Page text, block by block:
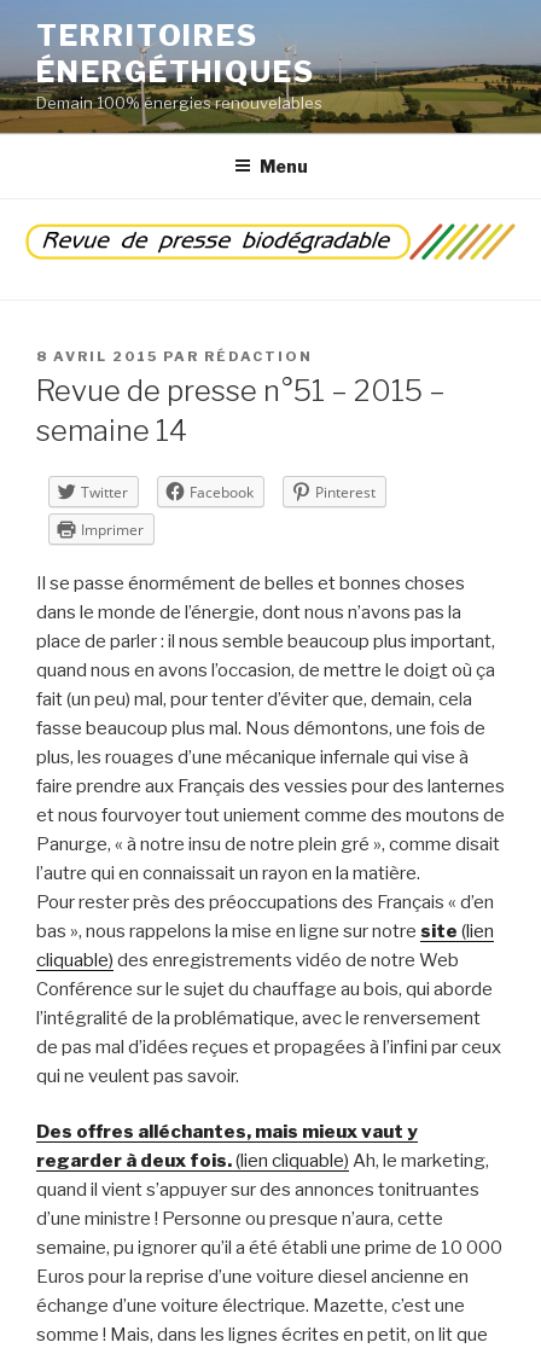
contenu
principal
TERRITOIRES
ÉNERGÉTHIQUES
Demain 100% énergies renouvelables
Menu
PUBLIÉ
LE
8 AVRIL 2015 PAR RÉDACTION
Revue de presse n°51 – 2015 –
semaine 14
Twitter Facebook
Pinterest
Imprimer
Il se passe énormément de belles et bonnes choses
dans le monde de l’énergie, dont nous n’avons pas la
place de parler : il nous semble beaucoup plus important,
quand nous en avons l’occasion, de mettre le doigt où ça
fait (un peu) mal, pour tenter d’éviter que, demain, cela
fasse beaucoup plus mal. Nous démontons, une fois de
plus, les rouages d’une mécanique infernale qui vise à
faire prendre aux Français des vessies pour des lanternes
et nous fourvoyer tout uniement comme des moutons de
Panurge, « à notre insu de notre plein gré », comme disait
l’autre qui en connaissait un rayon en la matière.
Pour rester près des préoccupations des Français « d’en
bas », nous rappelons la mise en ligne sur notre site (lien
cliquable) des enregistrements vidéo de notre Web
Conférence sur le sujet du chauffage au bois, qui aborde
l’intégralité de la problématique, avec le renversement
de pas mal d’idées reçues et propagées à l’infini par ceux
qui ne veulent pas savoir.
Des offres alléchantes, mais mieux vaut y
regarder à deux fois.(lien cliquable) Ah, le marketing,
quand il vient s’appuyer sur des annonces tonitruantes
d’une ministre ! Personne ou presque n’aura, cette
semaine, pu ignorer qu’il a été établi une prime de 10 000
Euros pour la reprise d’une voiture diesel ancienne en
échange d’une voiture électrique. Mazette, c’est une
somme ! Mais, dans les lignes écrites en petit, on lit que